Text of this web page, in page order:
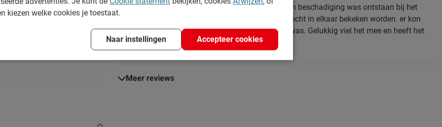
echter heel goed. Ik werd gebeld dat er mogelijk een beschadiging was ontstaan bij het
inladen. Er is goed gecommuniceerd en het bed mocht in elkaar bekeken worden. er kon
een nieuw bed worden besteld indien het niet oke was. Gelukkig viel het mee en heeft het
gezin besloten het bed te houden.
Meer reviews
kiezen welke cookies je toestaat.
Naar instellingen Accepteer cookies